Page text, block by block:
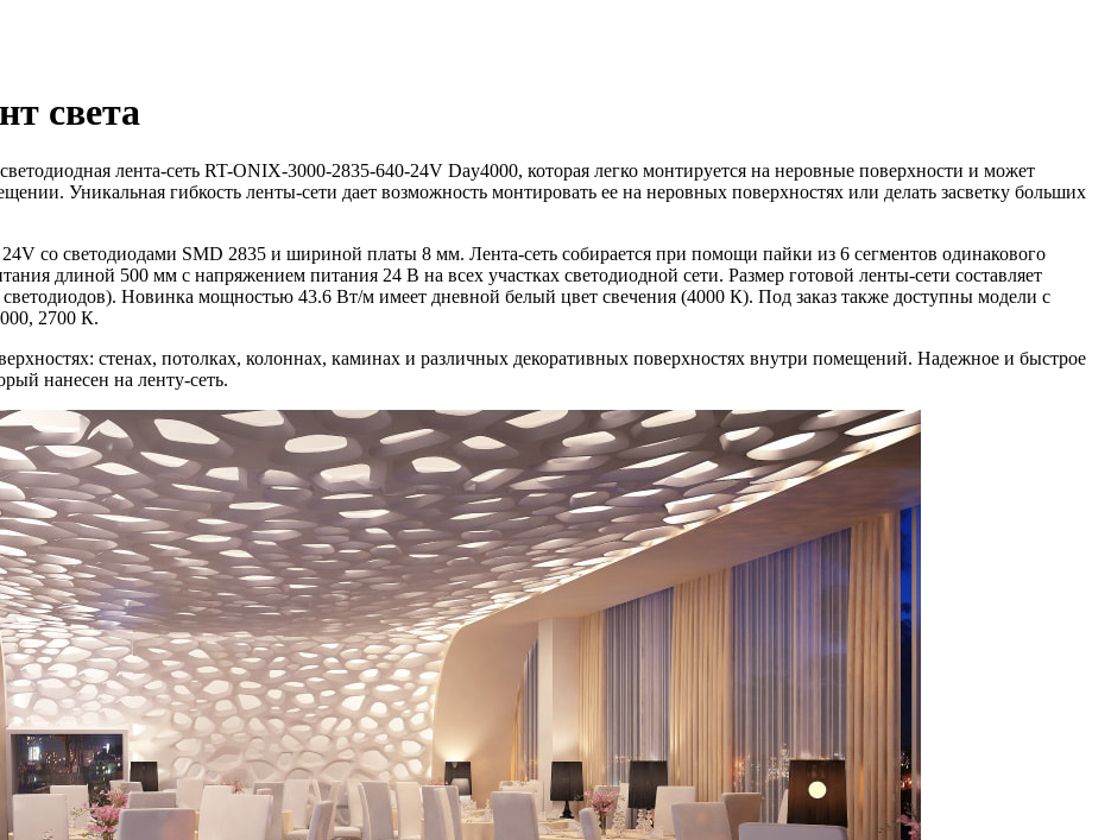
света
лента-сеть RT-ONIX-3000-2835-640-24V Day4000, которая легко монтируется на неровные поверхности и может
Уникальная гибкость ленты-сети дает возможность монтировать ее на неровных поверхностях или делать засветку больших
со светодиодами SMD 2835 и шириной платы 8 мм. Лента-сеть собирается при помощи пайки из 6 сегментов одинакового
длиной 500 мм с напряжением питания 24 В на всех участках светодиодной сети. Размер готовой ленты-сети составляет
Новинка мощностью 43.6 Вт/м имеет дневной белый цвет свечения (4000 К). Под заказ также доступны модели с
2700 К.
стенах, потолках, колоннах, каминах и различных декоративных поверхностях внутри помещений. Надежное и быстрое
нанесен на ленту-сеть.